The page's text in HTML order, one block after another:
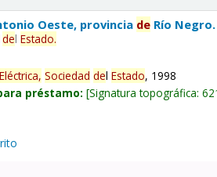
Oeste, provincia de Río Negro.
delEstado.
Eléctrica, Sociedad delEstado, 1998
préstamo: Signatura topográfica: